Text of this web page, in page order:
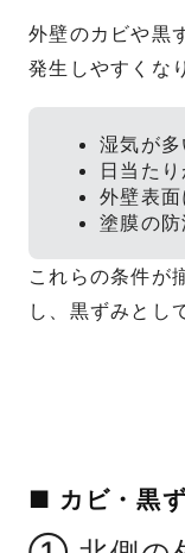
外壁のカビや黒
発生しやすくな
湿気が多
日当た
外壁表
塗膜の
これらの条件が
し、黒ずみとし
■ カビ・黒